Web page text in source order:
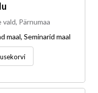
Pärnumaa
maal, Seminarid maal